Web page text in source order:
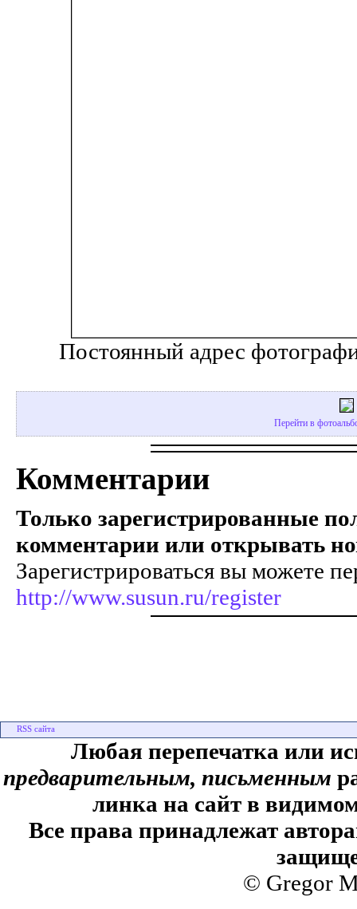
Постоянный адрес
Перейти в
Комментарии
Только зарегистрированные
комментарии или открывать
Зарегистрироваться вы можете
http://www.susun.ru/register
Любая перепечатка или
предварительным, письменным
линка на сайт в
Все права принадлежат
© Gregor